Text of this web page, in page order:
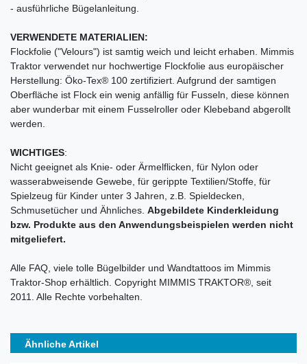
- ausführliche Bügelanleitung.
VERWENDETE MATERIALIEN:
Flockfolie ("Velours") ist samtig weich und leicht erhaben. Mimmis
Traktor verwendet nur hochwertige Flockfolie aus europäischer
Herstellung: Öko-Tex® 100 zertifiziert. Aufgrund der samtigen
Oberfläche ist Flock ein wenig anfällig für Fusseln, diese können
aber wunderbar mit einem Fusselroller oder Klebeband abgerollt
werden.
WICHTIGES:
Nicht geeignet als Knie- oder Ärmelflicken, für Nylon oder
wasserabweisende Gewebe, für gerippte Textilien/Stoffe, für
Spielzeug für Kinder unter 3 Jahren, z.B. Spieldecken,
Schmusetücher und Ähnliches. Abgebildete Kinderkleidung
bzw. Produkte aus den Anwendungsbeispielen werden nicht
mitgeliefert.
Alle FAQ, viele tolle Bügelbilder und Wandtattoos im Mimmis
Traktor-Shop erhältlich. Copyright MIMMIS TRAKTOR®, seit
2011. Alle Rechte vorbehalten.
Ähnliche Artikel